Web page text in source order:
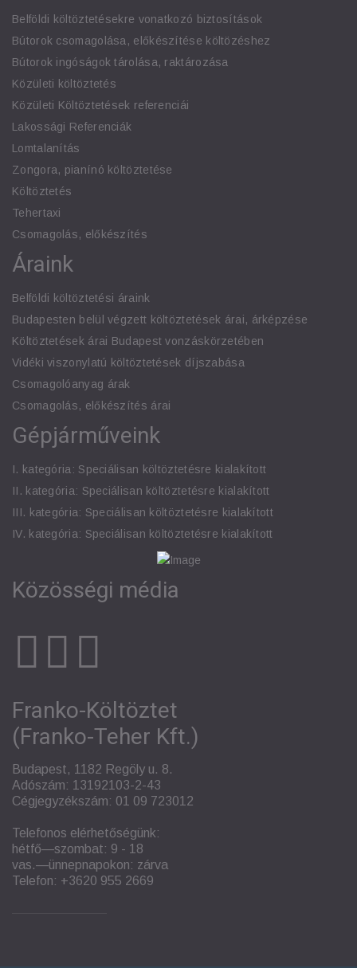
Belföldi költöztetésekre vonatkozó biztosítások
Bútorok csomagolása, előkészítése költözéshez
Bútorok ingóságok tárolása, raktározása
Közületi költöztetés
Közületi Költöztetések referenciái
Lakossági Referenciák
Lomtalanítás
Zongora, pianínó költöztetése
Költöztetés
Tehertaxi
Csomagolás, előkészítés
Áraink
Belföldi költöztetési áraink
Budapesten belül végzett költöztetések árai, árképzése
Költöztetések árai Budapest vonzáskörzetében
Vidéki viszonylatú költöztetések díjszabása
Csomagolóanyag árak
Csomagolás, előkészítés árai
Gépjárműveink
I. kategória: Speciálisan költöztetésre kialakított
II. kategória: Speciálisan költöztetésre kialakított
III. kategória: Speciálisan költöztetésre kialakított
IV. kategória: Speciálisan költöztetésre kialakított
Közösségi média
Franko-Költöztet
(Franko-Teher Kft.)
Budapest, 1182 Regöly u. 8.
Adószám: 13192103-2-43
Cégjegyzékszám: 01 09 723012
Telefonos elérhetőségünk:
hétfő—szombat: 9 - 18
vas.—ünnepnapokon: zárva
Telefon: +3620 955 2669